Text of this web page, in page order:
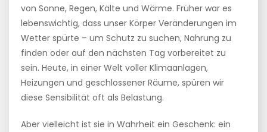
von Sonne, Regen, Kälte und Wärme. Früher war es
lebenswichtig, dass unser Körper Veränderungen im
Wetter spürte – um Schutz zu suchen, Nahrung zu
finden oder auf den nächsten Tag vorbereitet zu
sein. Heute, in einer Welt voller Klimaanlagen,
Heizungen und geschlossener Räume, spüren wir
diese Sensibilität oft als Belastung.
Aber vielleicht ist sie in Wahrheit ein Geschenk: ein